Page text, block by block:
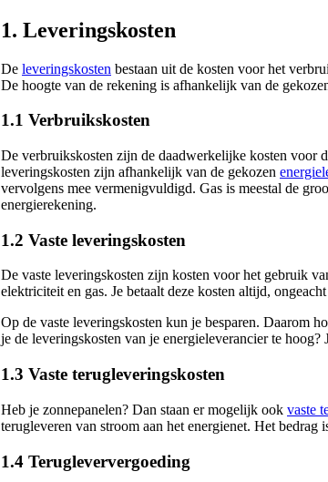
1. Leveringskosten
De leveringskosten bestaan uit de kosten voor het
De hoogte van de rekening is afhankelijk van de
1.1 Verbruikskosten
De verbruikskosten zijn de daadwerkelijke kosten voor
leveringskosten zijn afhankelijk van de gekozen
vervolgens mee vermenigvuldigd. Gas is meestal de
energierekening.
1.2 Vaste leveringskosten
De vaste leveringskosten zijn kosten voor het gebruik
elektriciteit en gas. Je betaalt deze kosten altijd,
Op de vaste leveringskosten kun je besparen. Daarom
je de leveringskosten van je energieleverancier te
1.3 Vaste terugleveringskosten
Heb je zonnepanelen? Dan staan er mogelijk ook vaste
terugleveren van stroom aan het energienet. Het
1.4 Terugleververgoeding